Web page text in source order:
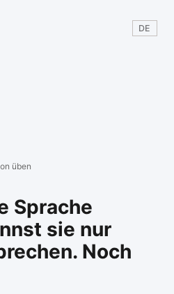
DE
üben
Sprache
sie nur
Noch